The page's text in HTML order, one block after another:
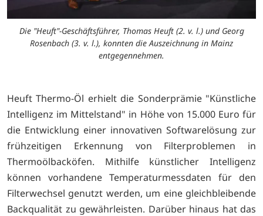
Die "Heuft"-Geschäftsführer, Thomas Heuft (2. v. l.) und Georg
Rosenbach (3. v. l.), konnten die Auszeichnung in Mainz
entgegennehmen.
Heuft Thermo-Öl erhielt die Sonderprämie "Künstliche
Intelligenz im Mittelstand" in Höhe von 15.000 Euro für
die Entwicklung einer innovativen Softwarelösung zur
frühzeitigen Erkennung von Filterproblemen in
Thermoölbacköfen. Mithilfe künstlicher Intelligenz
können vorhandene Temperaturmessdaten für den
Filterwechsel genutzt werden, um eine gleichbleibende
Backqualität zu gewährleisten. Darüber hinaus hat das